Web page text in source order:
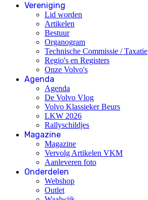
Vereniging
Lid worden
Artikelen
Bestuur
Organogram
Technische Commissie / Taxatie
Regio's en Registers
Onze Volvo's
Agenda
Agenda
De Volvo Vlog
Volvo Klassieker Beurs
LKW 2026
Rallyschildjes
Magazine
Magazine
Vervolg Artikelen VKM
Aanleveren foto
Onderdelen
Webshop
Outlet